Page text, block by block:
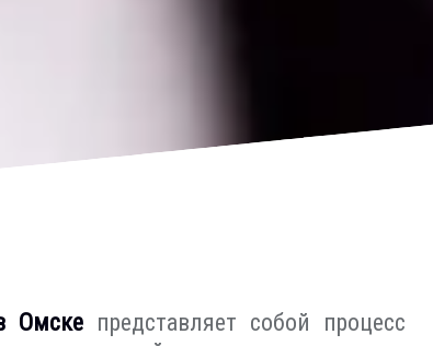
Омскепредставляет собой процесс